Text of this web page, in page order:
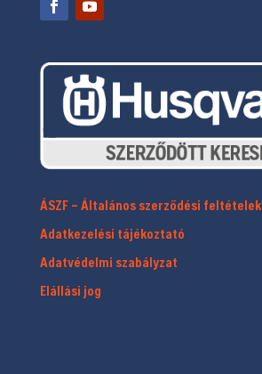
ÁSZF – Általános szerződési feltételek
Adatkezelési tájékoztató
Adatvédelmi szabályzat
Elállási jog